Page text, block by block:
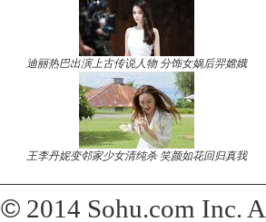
迪丽热巴出演上古传说人物 分饰女娲后羿嫦娥
王李丹妮变邻家少女清纯杀 笑颜如花回归真我
©2014 Sohu.com Inc.